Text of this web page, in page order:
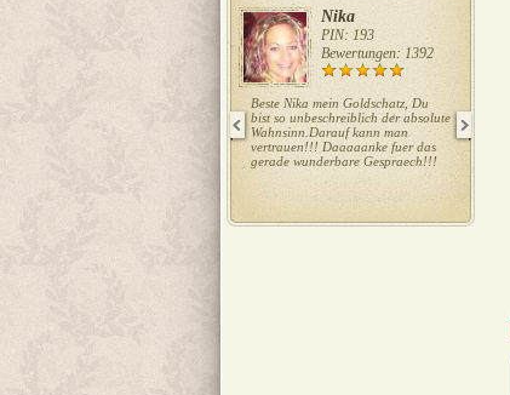
Nika
PIN: 193
Bewertungen: 1392
Beste Nika mein Goldschatz, Du
bist so unbeschreiblich der absolute
Wahnsinn.Darauf kann man
vertrauen!!! Daaaaanke fuer das
gerade wunderbare Gespraech!!!